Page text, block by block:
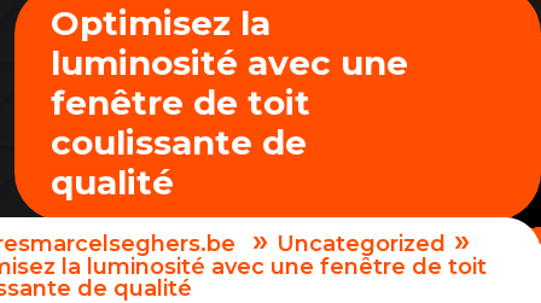
Optimisez la
luminosité avec une
fenêtre de toit
coulissante de
qualité
» Uncategorized »
la luminosité avec une fenêtre de toit
de qualité